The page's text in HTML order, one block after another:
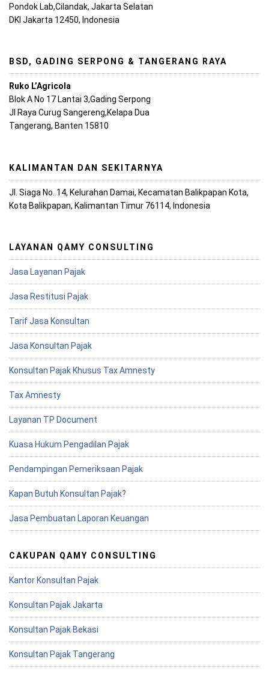
Pondok Lab,Cilandak, Jakarta Selatan
DKI Jakarta 12450, Indonesia
BSD, GADING SERPONG & TANGERANG RAYA
Ruko L’Agricola
Blok A No 17 Lantai 3,Gading Serpong
Jl Raya Curug Sangereng,Kelapa Dua
Tangerang, Banten 15810
KALIMANTAN DAN SEKITARNYA
Jl. Siaga No. 14, Kelurahan Damai, Kecamatan Balikpapan Kota,
Kota Balikpapan, Kalimantan Timur 76114, Indonesia
LAYANAN QAMY CONSULTING
Jasa Layanan Pajak
Jasa Restitusi Pajak
Tarif Jasa Konsultan
Jasa Konsultan Pajak
Konsultan Pajak Khusus Tax Amnesty
Tax Amnesty
Layanan TP Document
Kuasa Hukum Pengadilan Pajak
Pendampingan Pemeriksaan Pajak
Kapan Butuh Konsultan Pajak?
Jasa Pembuatan Laporan Keuangan
CAKUPAN QAMY CONSULTING
Kantor Konsultan Pajak
Konsultan Pajak Jakarta
Konsultan Pajak Bekasi
Konsultan Pajak Tangerang